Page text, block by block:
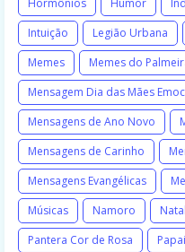
Hormônios
Humor
Intuição
Legião Urbana
Memes
Memes do
Mensagem Dia das Mães
Mensagens de Ano Novo
Mensagens de Carinho
Mensagens Evangélicas
Músicas
Namoro Natal
Pantera Cor de Rosa